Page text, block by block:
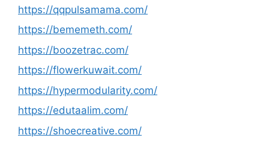
https://qqpulsamama.com/
https://bememeth.com/
https://boozetrac.com/
https://flowerkuwait.com/
https://hypermodularity.com/
https://edutaalim.com/
https://shoecreative.com/